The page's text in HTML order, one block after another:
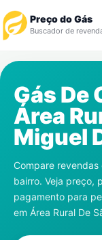
Preço do Gás
Buscador de
Revendedor
Notícias
Cadastre-se
Gás
Gás De
Área
Miguel
Compare
bairro. Veja preço,
pagamento para
em Área Rural De